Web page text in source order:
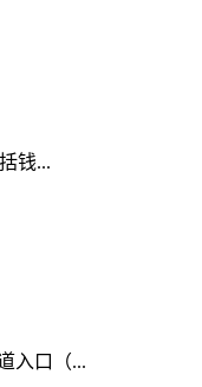
钱...
入口（...